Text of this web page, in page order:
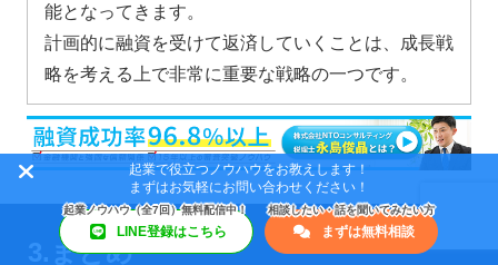
能となってきます。
計画的に融資を受けて返済していくことは、成長戦
略を考える上で非常に重要な戦略の一つです。
3.まとめ
起業で役立つノウハウをお教えします！
まずはお気軽にお問い合わせください！
LINE登録はこちら まずは無料相談